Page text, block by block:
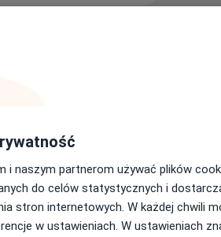
Choroba wieńcowa
i naszym partnerom używać plików
do celów statystycznych i
stron internetowych. W każdej chwili
w ustawieniach. W ustawieniach